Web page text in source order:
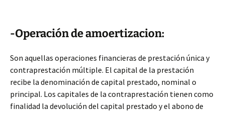
-Operación de amoertizacion:
Son aquellas operaciones financieras de prestación única y
contraprestación múltiple. El capital de la prestación
recibe la denominación de capital prestado, nominal o
principal. Los capitales de la contraprestación tienen como
finalidad la devolución del capital prestado y el abono de